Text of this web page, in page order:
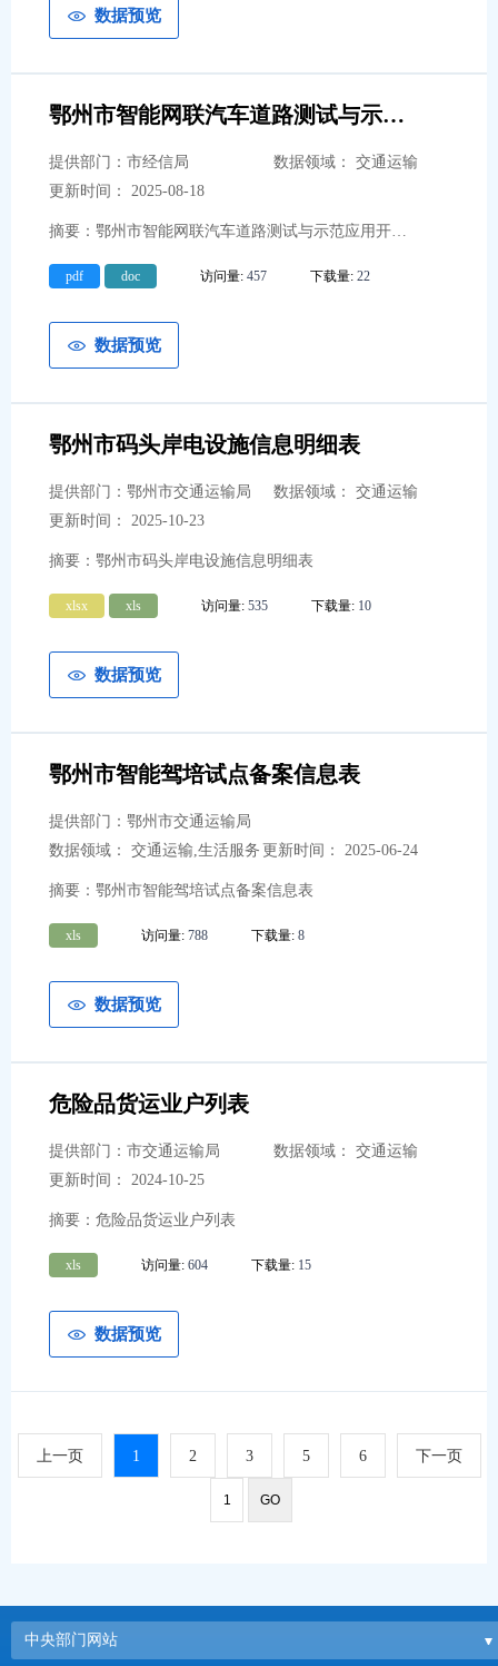
数据预览
鄂州市智能网联汽车道路测试与示范应用开放道路清单
提供部门：市经信局
数据领域： 交通运输
更新时间： 2025-08-18
摘要：鄂州市智能网联汽车道路测试与示范应用开放道路清单
pdf doc 访问量: 457 下载量: 22
数据预览
鄂州市码头岸电设施信息明细表
提供部门：鄂州市交通运输局
数据领域： 交通运输
更新时间： 2025-10-23
摘要：鄂州市码头岸电设施信息明细表
xlsx xls 访问量: 535 下载量: 10
数据预览
鄂州市智能驾培试点备案信息表
提供部门：鄂州市交通运输局
数据领域： 交通运输,生活服务 更新时间： 2025-06-24
摘要：鄂州市智能驾培试点备案信息表
xls 访问量: 788 下载量: 8
数据预览
危险品货运业户列表
提供部门：市交通运输局
数据领域： 交通运输
更新时间： 2024-10-25
摘要：危险品货运业户列表
xls 访问量: 604 下载量: 15
数据预览
上一页 1 2 3 5 6 下一页
中央部门网站